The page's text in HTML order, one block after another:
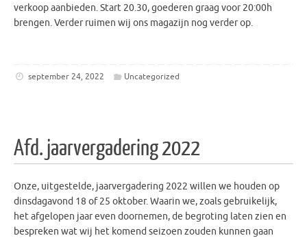
verkoop aanbieden. Start 20.30, goederen graag voor 20:00h
brengen. Verder ruimen wij ons magazijn nog verder op.
september 24, 2022 Uncategorized
Afd. jaarvergadering 2022
Onze, uitgestelde, jaarvergadering 2022 willen we houden op
dinsdagavond 18 of 25 oktober. Waarin we, zoals gebruikelijk,
het afgelopen jaar even doornemen, de begroting laten zien en
bespreken wat wij het komend seizoen zouden kunnen gaan